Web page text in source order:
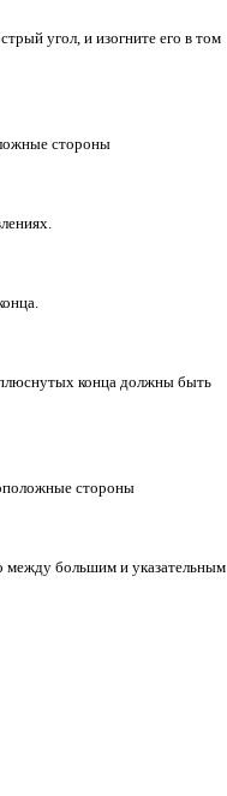
угол, и изогните его в том
стороны
конца должны быть
стороны
между большим и указательным